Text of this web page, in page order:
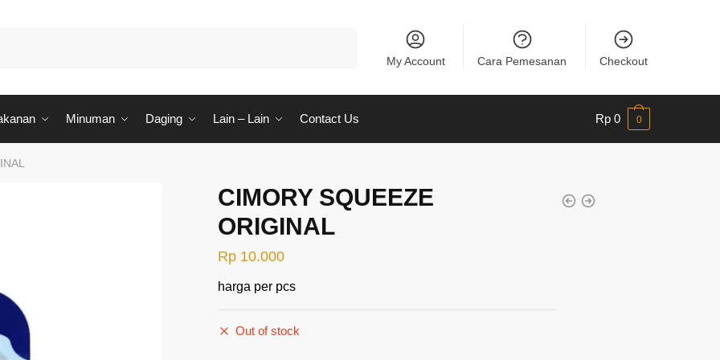
My Account Cara Pemesanan Checkout
Minuman Daging Lain – Lain Contact Us Rp 0 0
CIMORY SQUEEZE
ORIGINAL
Rp10.000
harga per pcs
Out of stock